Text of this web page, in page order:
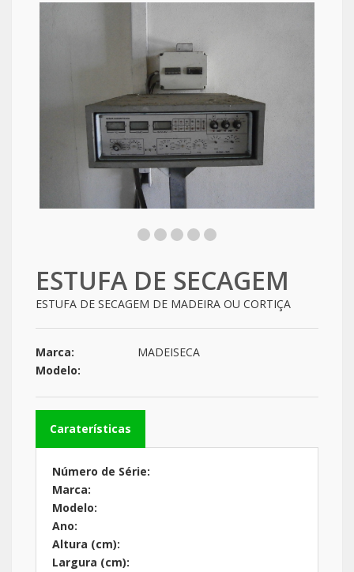
ESTUFA DE SECAGEM
ESTUFA DE SECAGEM DE MADEIRA OU CORTIÇA
Marca:
MADEISECA
Modelo:
Caraterísticas
Número de Série:
Marca:
Modelo:
Ano:
Altura (cm):
Largura (cm):